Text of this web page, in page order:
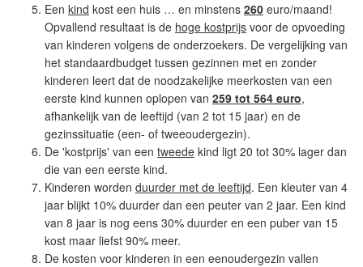
Een kind kost een huis … en minstens 260 euro/maand!
Opvallend resultaat is de hoge kostprijs voor de opvoeding
van kinderen volgens de onderzoekers. De vergelijking van
het standaardbudget tussen gezinnen met en zonder
kinderen leert dat de noodzakelijke meerkosten van een
eerste kind kunnen oplopen van 259 tot 564 euro,
afhankelijk van de leeftijd (van 2 tot 15 jaar) en de
gezinssituatie (een- of tweeoudergezin).
De 'kostprijs' van een tweede kind ligt 20 tot 30% lager dan
die van een eerste kind.
Kinderen worden duurder met de leeftijd. Een kleuter van 4
jaar blijkt 10% duurder dan een peuter van 2 jaar. Een kind
van 8 jaar is nog eens 30% duurder en een puber van 15
kost maar liefst 90% meer.
De kosten voor kinderen in een eenoudergezin vallen